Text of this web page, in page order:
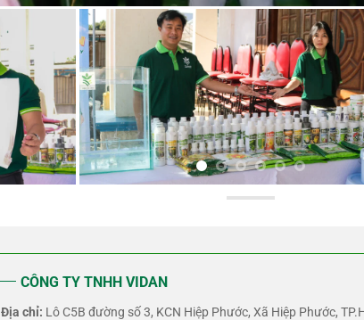
CÔNG TY TNHH VIDAN
Địa chỉ: Lô C5B đường số 3, KCN Hiệp Phước, Xã Hiệp Phước,